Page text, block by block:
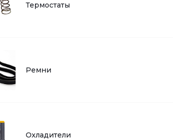
Термостаты
Ремни
Охладители